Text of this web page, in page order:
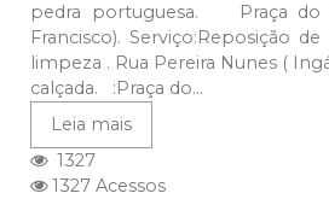
pedra portuguesa. Praça do
Francisco). Serviço:Reposição
limpeza . Rua Pereira Nunes (
calçada. :Praça do...
Leia mais
1327
1327 Acessos